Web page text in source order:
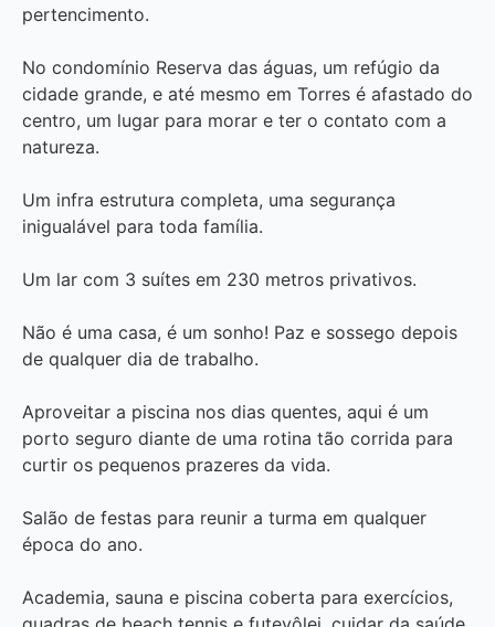
pertencimento.
No condomínio Reserva das águas, um refúgio da
cidade grande, e até mesmo em Torres é afastado do
centro, um lugar para morar e ter o contato com a
natureza.
Um infra estrutura completa, uma segurança
inigualável para toda família.
Um lar com 3 suítes em 230 metros privativos.
Não é uma casa, é um sonho! Paz e sossego depois
de qualquer dia de trabalho.
Aproveitar a piscina nos dias quentes, aqui é um
porto seguro diante de uma rotina tão corrida para
curtir os pequenos prazeres da vida.
Salão de festas para reunir a turma em qualquer
época do ano.
Academia, sauna e piscina coberta para exercícios,